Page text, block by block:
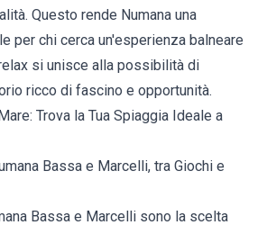
Questo rende Numana una
per chi cerca un'esperienza balneare
si unisce alla possibilità di
ricco di fascino e opportunità.
Trova la Tua Spiaggia Ideale a
Bassa e Marcelli, tra Giochi e
Bassa e Marcelli sono la scelta